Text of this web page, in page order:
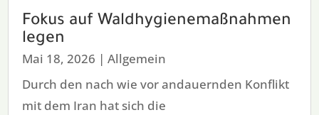
Fokus auf Waldhygienemaßnahmen
legen
Mai 18, 2026 |Allgemein
Durch den nach wie vor andauernden Konflikt
mit dem Iran hat sich die